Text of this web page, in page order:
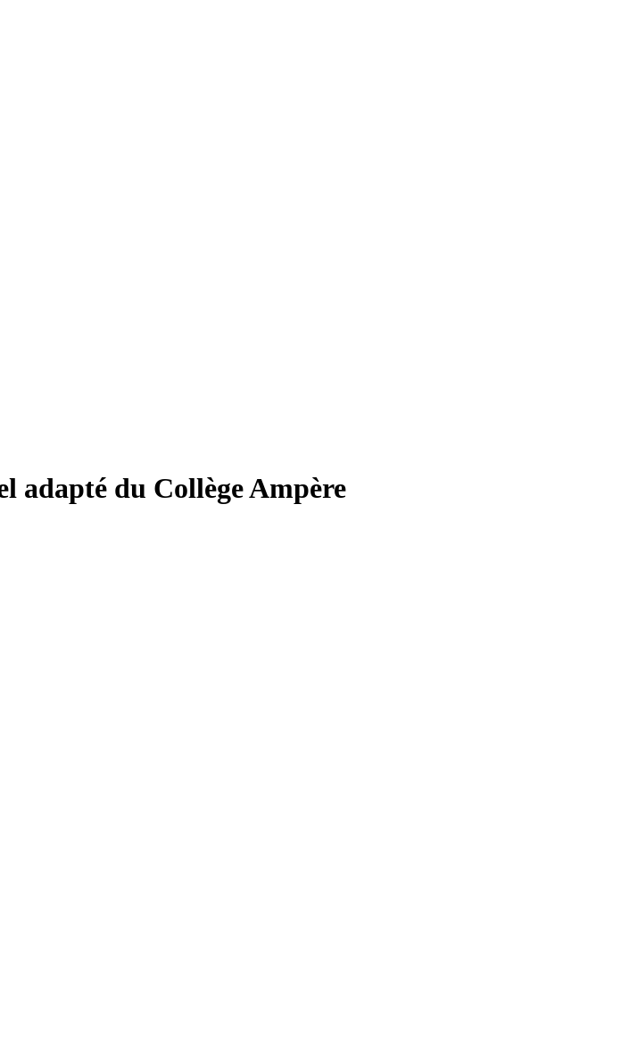
adapté du Collège Ampère